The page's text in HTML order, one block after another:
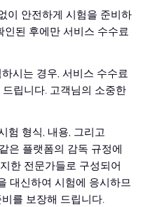
이 안전하게 시험을 준비하
인된 후에만 서비스 수수료
시는 경우, 서비스 수수료
립니다. 고객님의 소중한
험 형식, 내용, 그리고
은 플랫폼의 감독 규정에
한 전문가들로 구성되어
대신하여 시험에 응시하므
를 보장해 드립니다.